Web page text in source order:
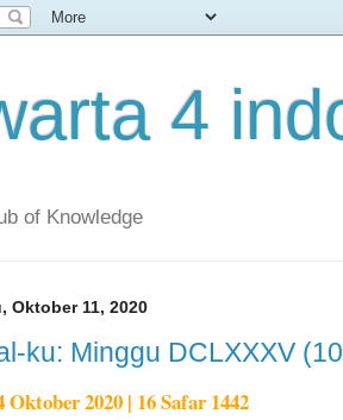
4
of Knowledge
Oktober 11, 2020
ku: Minggu DCLXXXV
Oktober 2020 | 16 Safar 1442